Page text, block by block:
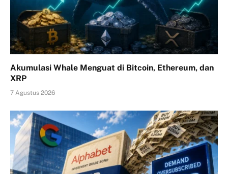
Akumulasi Whale Menguat di Bitcoin, Ethereum, dan
XRP
7 Agustus 2026